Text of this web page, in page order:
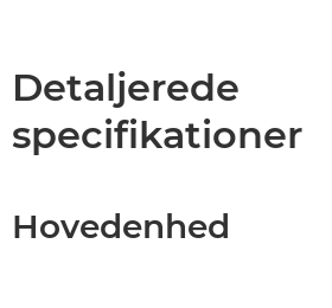
Detaljerede
specifikationer
Hovedenhed